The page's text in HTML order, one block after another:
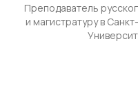
Преподаватель
и магистратуру в